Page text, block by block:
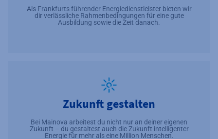
Als Frankfurts führender Energiedienstleister bieten wir
dir verlässliche Rahmenbedingungen für eine gute
Ausbildung sowie die Zeit danach.
Zukunft gestalten
Bei Mainova arbeitest du nicht nur an deiner eigenen
Zukunft – du gestaltest auch die Zukunft intelligenter
Energie für mehr als eine Million Menschen.